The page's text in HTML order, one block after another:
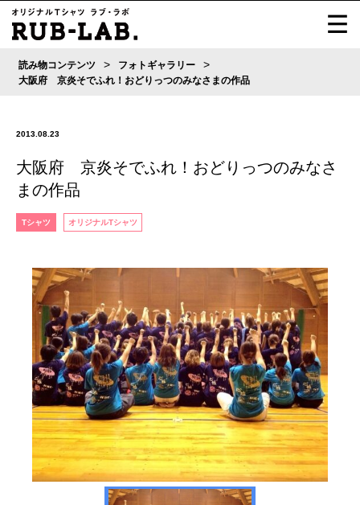
読み物コンテンツ > フォトギャラリー >
大阪府 京炎そでふれ！おどりっつのみなさまの作品
2013.08.23
大阪府 京炎そでふれ！おどりっつのみなさ
まの作品
Tシャツ オリジナルTシャツ